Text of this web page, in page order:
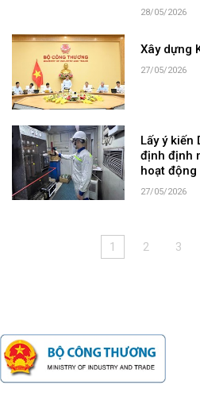
28/05/2026
Xây dựng
27/05/2026
Lấy ý kiến
định định
hoạt
27/05/2026
1 2 3